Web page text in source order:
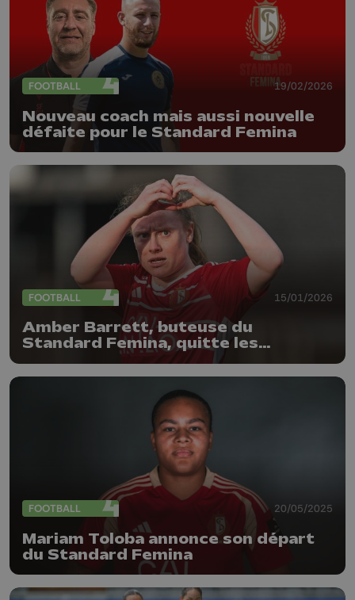
FOOTBALL 19/02/2026
Nouveau coach mais aussi nouvelle
défaite pour le Standard Femina
FOOTBALL 15/01/2026
Amber Barrett, buteuse du
Standard Femina, quitte les
FOOTBALL 20/05/2025
Mariam Toloba annonce son départ
du Standard Femina